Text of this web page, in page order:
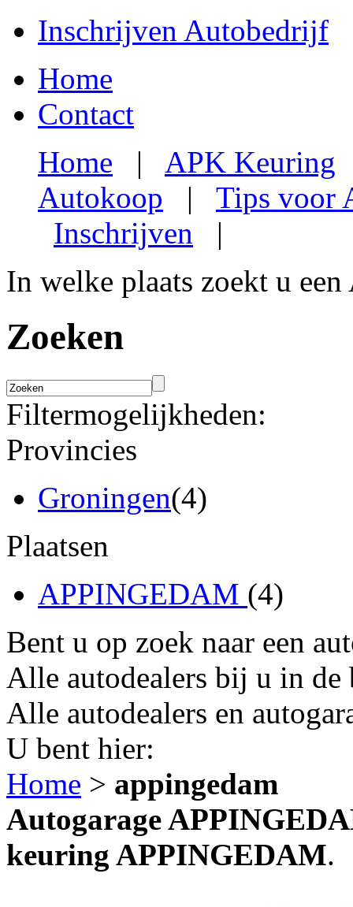
Inschrijven Autobedrijf
Home
Contact
Home | APK Keuring
Autokoop | Tips voor
Inschrijven |
In welke plaats zoekt u
Zoeken
Filtermogelijkheden:
Provincies
Groningen(4)
Plaatsen
APPINGEDAM (4)
Bent u op zoek naar een
Alle autodealers bij u in
Alle autodealers en
U bent hier:
Home > appingedam
Autogarage
keuring APPINGEDAM.